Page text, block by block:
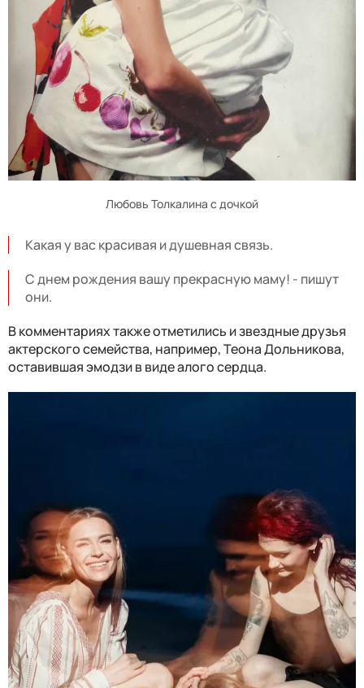
Любовь Толкалина с дочкой
Какая у вас красивая и душевная связь.
С днем рождения вашу прекрасную маму! - пишут
они.
В комментариях также отметились и звездные друзья
актерского семейства, например, Теона Дольникова,
оставившая эмодзи в виде алого сердца.